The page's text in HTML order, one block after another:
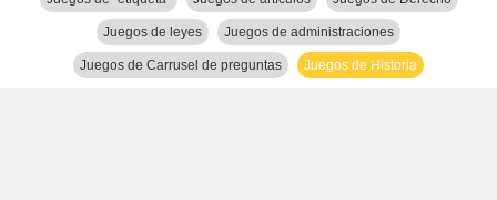
Juegos de leyes Juegos de administraciones
Juegos de Carrusel de preguntas Juegos de Historia